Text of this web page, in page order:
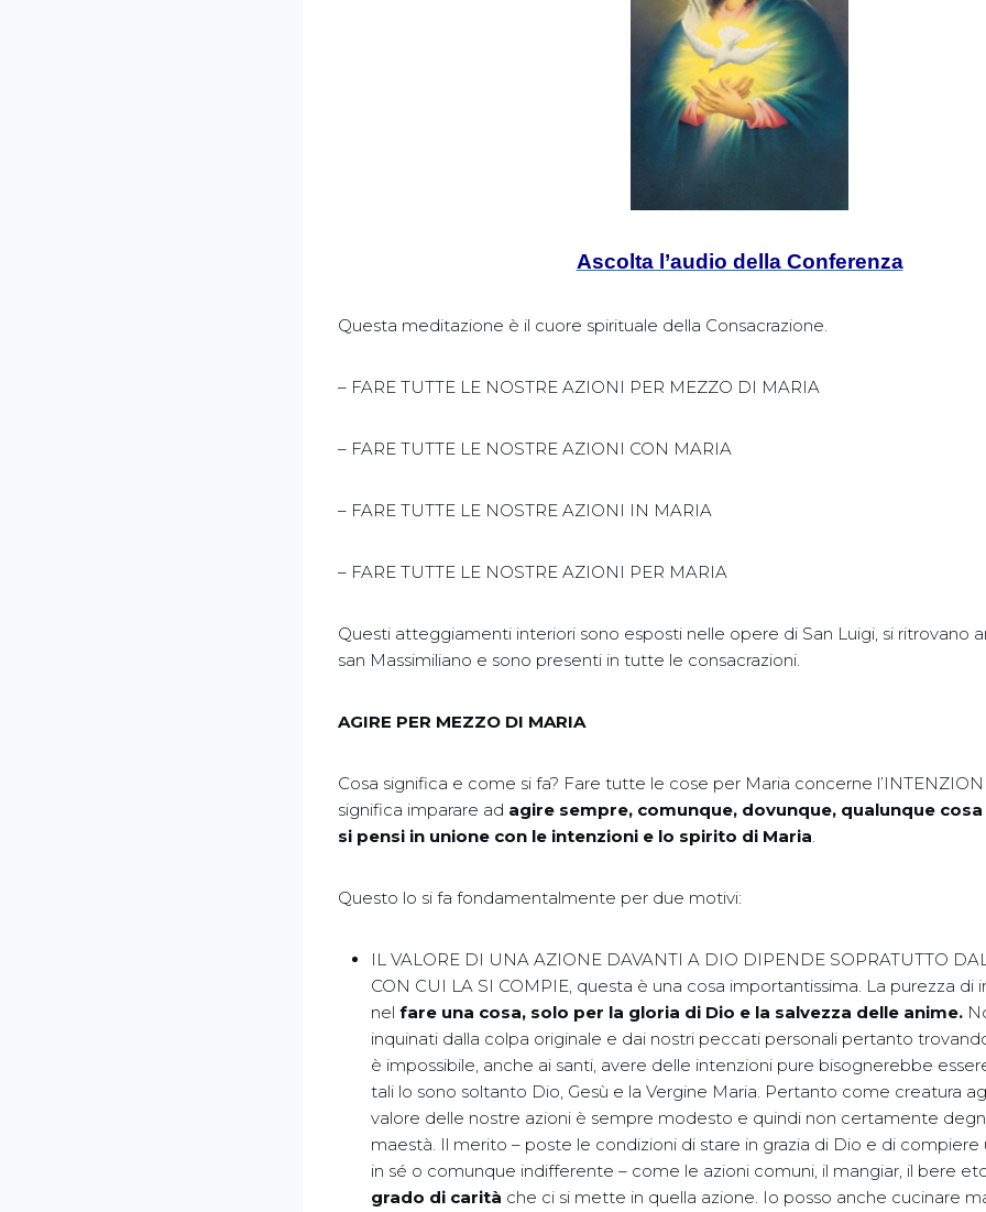
Ascolta l’audio della Conferenza
Questa meditazione è il cuore spirituale della Consacrazione.
– FARE TUTTE LE NOSTRE AZIONI PER MEZZO DI MARIA
– FARE TUTTE LE NOSTRE AZIONI CON MARIA
– FARE TUTTE LE NOSTRE AZIONI IN MARIA
– FARE TUTTE LE NOSTRE AZIONI PER MARIA
Questi atteggiamenti interiori sono esposti nelle opere di San Luigi, si ritrovano
san Massimiliano e sono presenti in tutte le consacrazioni.
AGIRE PER MEZZO DI MARIA
Cosa significa e come si fa? Fare tutte le cose per Maria concerne
significa imparare ad agire sempre, comunque, dovunque, qualunque
si pensi in unione con le intenzioni e lo spirito di Maria.
Questo lo si fa fondamentalmente per due motivi:
IL VALORE DI UNA AZIONE DAVANTI A DIO DIPENDE SOPRATUTTO
CON CUI LA SI COMPIE, questa è una cosa importantissima. La purezza di
nel fare una cosa, solo per la gloria di Dio e la salvezza delle anime.
inquinati dalla colpa originale e dai nostri peccati personali pertanto
è impossibile, anche ai santi, avere delle intenzioni pure bisognerebbe
tali lo sono soltanto Dio, Gesù e la Vergine Maria. Pertanto come creatura
valore delle nostre azioni è sempre modesto e quindi non certamente
maestà. Il merito – poste le condizioni di stare in grazia di Dio e di compiere
in sé o comunque indifferente – come le azioni comuni, il mangiar, il bere
grado di carità che ci si mette in quella azione. Io posso anche cucinare